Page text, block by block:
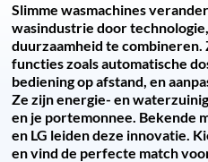
Slimme wasmachines
wasindustrie door
duurzaamheid te
functies zoals automatische
bediening op afstand, en
Ze zijn energie- en
en je portemonnee. Bekende
en LG leiden deze innovatie.
en vind de perfecte match